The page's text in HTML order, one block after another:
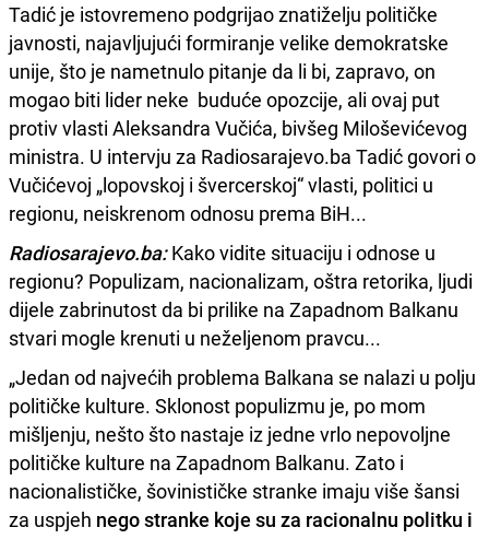
Tadić je istovremeno podgrijao znatiželju političke
javnosti, najavljujući formiranje velike demokratske
unije, što je nametnulo pitanje da li bi, zapravo, on
mogao biti lider neke buduće opozcije, ali ovaj put
protiv vlasti Aleksandra Vučića, bivšeg Miloševićevog
ministra. U intervju za Radiosarajevo.ba Tadić govori o
Vučićevoj „lopovskoj i švercerskoj“ vlasti, politici u
regionu, neiskrenom odnosu prema BiH...
Radiosarajevo.ba:Kako vidite situaciju i odnose u
regionu? Populizam, nacionalizam, oštra retorika, ljudi
dijele zabrinutost da bi prilike na Zapadnom Balkanu
stvari mogle krenuti u neželjenom pravcu...
„Jedan od najvećih problema Balkana se nalazi u polju
političke kulture. Sklonost populizmu je, po mom
mišljenju, nešto što nastaje iz jedne vrlo nepovoljne
političke kulture na Zapadnom Balkanu. Zato i
nacionalističke, šovinističke stranke imaju više šansi
za uspjeh nego stranke koje su za racionalnu politku i